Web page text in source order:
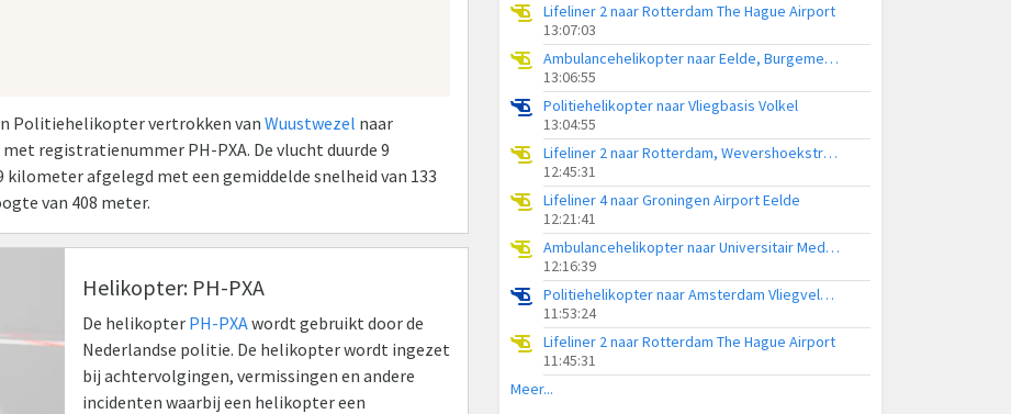
Politiehelikopter vertrokken van Wuustwezel naar
registratienummer PH-PXA. De vlucht duurde 9
afgelegd met een gemiddelde snelheid van 133
van 408 meter.
Helikopter: PH-PXA
De helikopter PH-PXAwordt gebruikt door de
Nederlandse politie. De helikopter wordt ingezet
bij achtervolgingen, vermissingen en andere
incidenten waarbij een helikopter een
Lifeliner 2 naar Rotterdam The Hague Airport
13:07:03
Ambulancehelikopter naar Eelde, Burgemeester J.G. Legroweg
13:06:55
Politiehelikopter naar Vliegbasis Volkel
13:04:55
Lifeliner 2 naar Rotterdam, Wevershoekstraat
12:45:31
Lifeliner 4 naar Groningen Airport Eelde
12:21:41
Ambulancehelikopter naar Universitair Medisch Centrum Groningen
12:16:39
Politiehelikopter naar Amsterdam Vliegveld Schiphol
11:53:24
Lifeliner 2 naar Rotterdam The Hague Airport
11:45:31
Meer...